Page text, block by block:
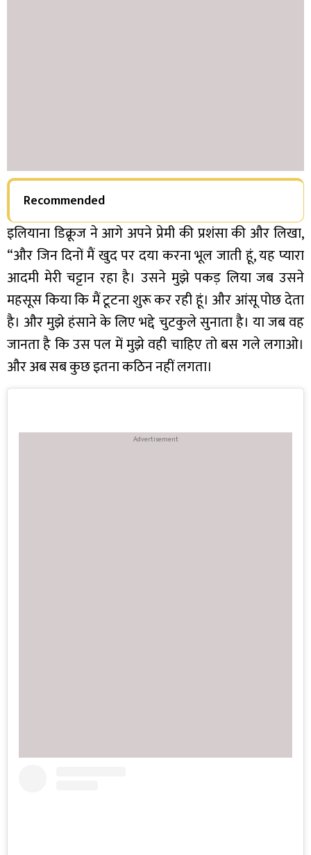
Recommended
इलियाना डिक्रूज ने आगे अपने प्रेमी की प्रशंसा की और लिखा,
“और जिन दिनों मैं खुद पर दया करना भूल जाती हूं, यह प्यारा
आदमी मेरी चट्टान रहा है। उसने मुझे पकड़ लिया जब उसने
महसूस किया कि मैं टूटना शुरू कर रही हूं। और आंसू पोछ देता
है। और मुझे हंसाने के लिए भद्दे चुटकुले सुनाता है। या जब वह
जानता है कि उस पल में मुझे वही चाहिए तो बस गले लगाओ।
और अब सब कुछ इतना कठिन नहीं लगता।